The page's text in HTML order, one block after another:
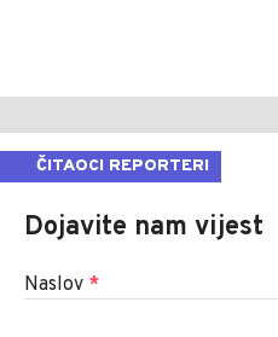
ČITAOCI REPORTERI
Dojavite nam vijest
Naslov *